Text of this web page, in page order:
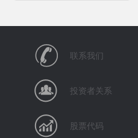
联系我们
投资者关系
股票代码